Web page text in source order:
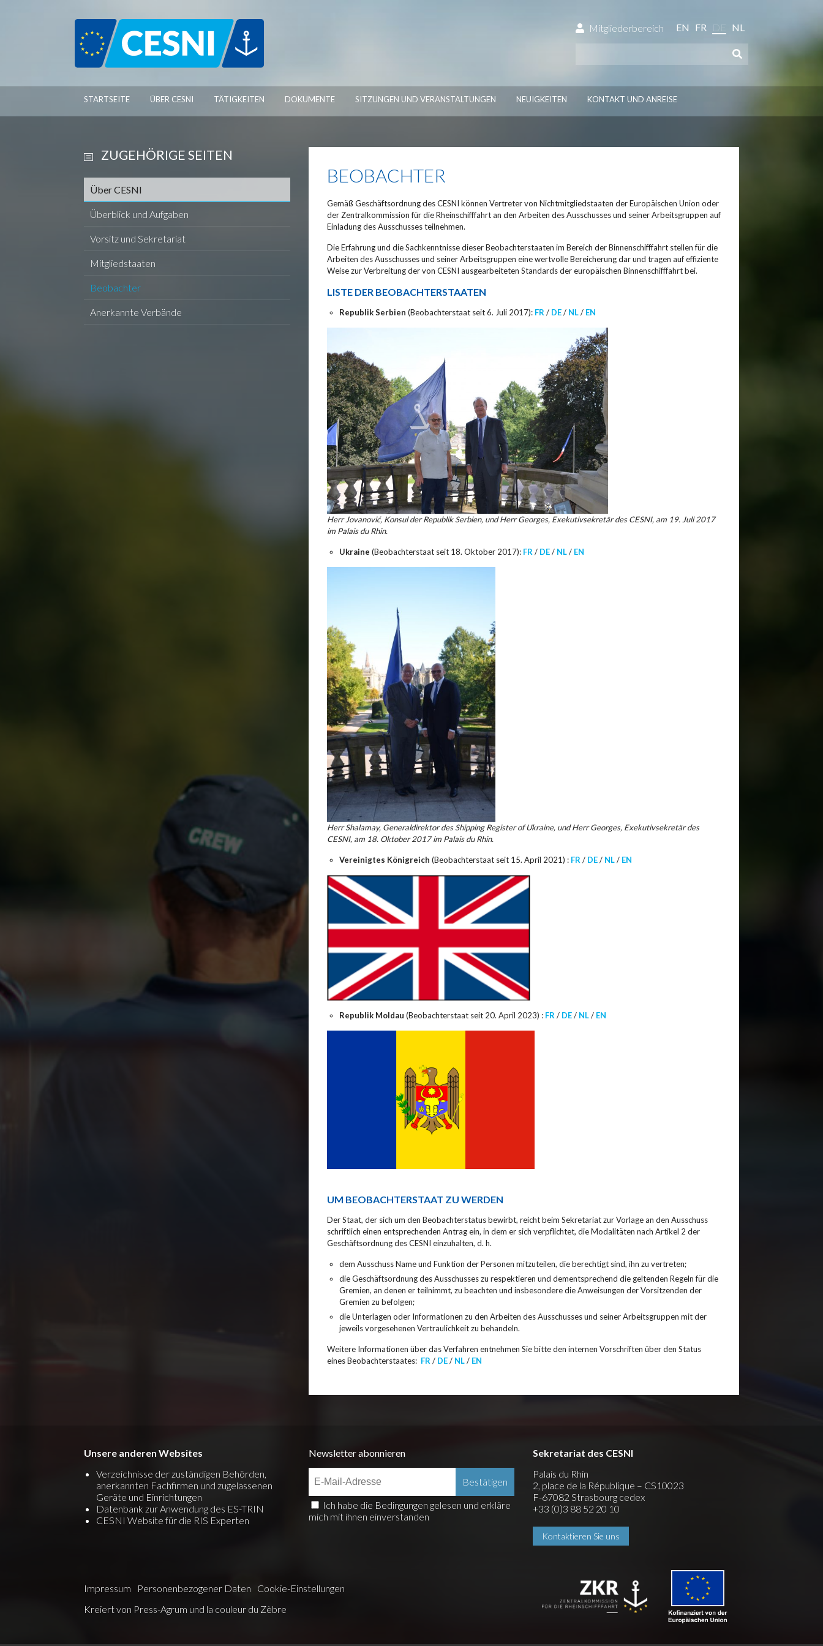
Mitgliederbereich EN FR DE NL
STARTSEITE ÜBER CESNI TÄTIGKEITEN DOKUMENTE SITZUNGEN UND VERANSTALTUNGEN NEUIGKEITEN KONTAKT UND ANREISE
ZUGEHÖRIGE SEITEN
Über CESNI
Überblick und Aufgaben
Vorsitz und Sekretariat
Mitgliedstaaten
Beobachter
Anerkannte Verbände
BEOBACHTER
Gemäß Geschäftsordnung des CESNI können Vertreter von Nichtmitgliedstaaten der Europäischen Union oder
der Zentralkommission für die Rheinschifffahrt an den Arbeiten des Ausschusses und seiner Arbeitsgruppen auf
Einladung des Ausschusses teilnehmen.
Die Erfahrung und die Sachkenntnisse dieser Beobachterstaaten im Bereich der Binnenschifffahrt stellen für die
Arbeiten des Ausschusses und seiner Arbeitsgruppen eine wertvolle Bereicherung dar und tragen auf effiziente
Weise zur Verbreitung der von CESNI ausgearbeiteten Standards der europäischen Binnenschifffahrt bei.
LISTE DER BEOBACHTERSTAATEN
Republik Serbien (Beobachterstaat seit 6. Juli 2017): FR / DE/ NL/ EN
Herr Jovanović, Konsul der Republik Serbien, und Herr Georges, Exekutivsekretär des CESNI, am 19. Juli 2017
im Palais du Rhin.
Ukraine (Beobachterstaat seit 18. Oktober 2017): FR / DE/ NL/ EN
Herr Shalamay, Generaldirektor des Shipping Register of Ukraine, und Herr Georges, Exekutivsekretär des
CESNI, am 18. Oktober 2017 im Palais du Rhin.
Vereinigtes Königreich (Beobachterstaat seit 15. April 2021) : FR / DE/ NL/ EN
Republik Moldau (Beobachterstaat seit 20. April 2023) : FR / DE/ NL/ EN
UM BEOBACHTERSTAAT ZU WERDEN
Der Staat, der sich um den Beobachterstatus bewirbt, reicht beim Sekretariat zur Vorlage an den Ausschuss
schriftlich einen entsprechenden Antrag ein, in dem er sich verpflichtet, die Modalitäten nach Artikel 2 der
Geschäftsordnung des CESNI einzuhalten, d. h.
dem Ausschuss Name und Funktion der Personen mitzuteilen, die berechtigt sind, ihn zu vertreten;
die Geschäftsordnung des Ausschusses zu respektieren und dementsprechend die geltenden Regeln für die
Gremien, an denen er teilnimmt, zu beachten und insbesondere die Anweisungen der Vorsitzenden der
Gremien zu befolgen;
die Unterlagen oder Informationen zu den Arbeiten des Ausschusses und seiner Arbeitsgruppen mit der
jeweils vorgesehenen Vertraulichkeit zu behandeln.
Weitere Informationen über das Verfahren entnehmen Sie bitte den internen Vorschriften über den Status
eines Beobachterstaates: FR / DE/ NL/ EN
Unsere anderen Websites
Verzeichnisse der zuständigen Behörden,
anerkannten Fachfirmen und zugelassenen
Geräte und Einrichtungen
Datenbank zur Anwendung des ES-TRIN
CESNI Website für die RIS Experten
Newsletter abonnieren
Ich habe die Bedingungen gelesen und erkläre
mich mit ihnen einverstanden
Sekretariat des CESNI
Palais du Rhin
2, place de la République – CS10023
F-67082 Strasbourg cedex
+33 (0)3 88 52 20 10
Kontaktieren Sie uns
Impressum Personenbezogener Daten
Cookie-Einstellungen
Kreiert von Press-Agrum und la couleur du Zèbre